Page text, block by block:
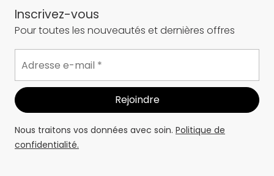
Inscrivez-vous
Pour toutes les nouveautés et dernières offres
Nous traitons vos données avec soin. Politique de
confidentialité.